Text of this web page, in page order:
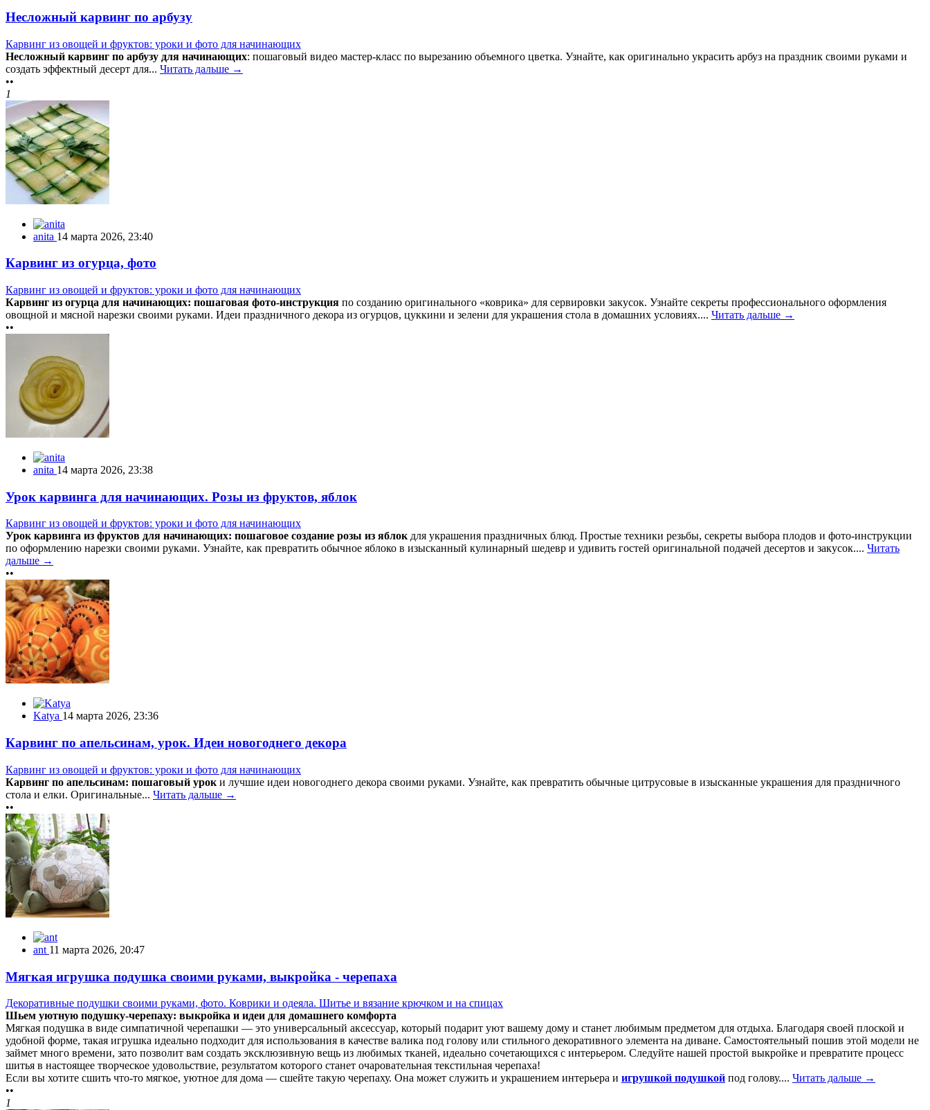
Несложный карвинг по арбузу
Карвинг из овощей и фруктов: уроки и фото для начинающих
Несложный карвинг по арбузу для начинающих: пошаговый видео мастер-класс по вырезанию объемного цветка. Узнайте, как оригинально украсить арбуз на праздник своими руками и
создать эффектный десерт для... Читать дальше →
••
1
anita 14 марта 2026, 23:40
Карвинг из огурца, фото
Карвинг из овощей и фруктов: уроки и фото для начинающих
Карвинг из огурца для начинающих: пошаговая фото-инструкция по созданию оригинального «коврика» для сервировки закусок. Узнайте секреты профессионального оформления
овощной и мясной нарезки своими руками. Идеи праздничного декора из огурцов, цуккини и зелени для украшения стола в домашних условиях.... Читать дальше →
••
anita 14 марта 2026, 23:38
Урок карвинга для начинающих. Розы из фруктов, яблок
Карвинг из овощей и фруктов: уроки и фото для начинающих
Урок карвинга из фруктов для начинающих: пошаговое создание розы из яблокдля украшения праздничных блюд. Простые техники резьбы, секреты выбора плодов и фото-инструкции
по оформлению нарезки своими руками. Узнайте, как превратить обычное яблоко в изысканный кулинарный шедевр и удивить гостей оригинальной подачей десертов и закусок.... Читать
дальше →
••
Katya 14 марта 2026, 23:36
Карвинг по апельсинам, урок. Идеи новогоднего декора
Карвинг из овощей и фруктов: уроки и фото для начинающих
Карвинг по апельсинам: пошаговый урок и лучшие идеи новогоднего декора своими руками. Узнайте, как превратить обычные цитрусовые в изысканные украшения для праздничного
стола и елки. Оригинальные... Читать дальше →
••
ant 11 марта 2026, 20:47
Мягкая игрушка подушка своими руками, выкройка - черепаха
Декоративные подушки своими руками, фото. Коврики и одеяла. Шитье и вязание крючком и на спицах
Шьем уютную подушку-черепаху: выкройка и идеи для домашнего комфорта
Мягкая подушка в виде симпатичной черепашки — это универсальный аксессуар, который подарит уют вашему дому и станет любимым предметом для отдыха. Благодаря своей плоской и
удобной форме, такая игрушка идеально подходит для использования в качестве валика под голову или стильного декоративного элемента на диване. Самостоятельный пошив этой модели не
займет много времени, зато позволит вам создать эксклюзивную вещь из любимых тканей, идеально сочетающихся с интерьером. Следуйте нашей простой выкройке и превратите процесс
шитья в настоящее творческое удовольствие, результатом которого станет очаровательная текстильная черепаха!
Если вы хотите сшить что-то мягкое, уютное для дома — сшейте такую черепаху. Она может служить и украшением интерьера и игрушкой подушкой под голову.... Читать дальше →
••
1